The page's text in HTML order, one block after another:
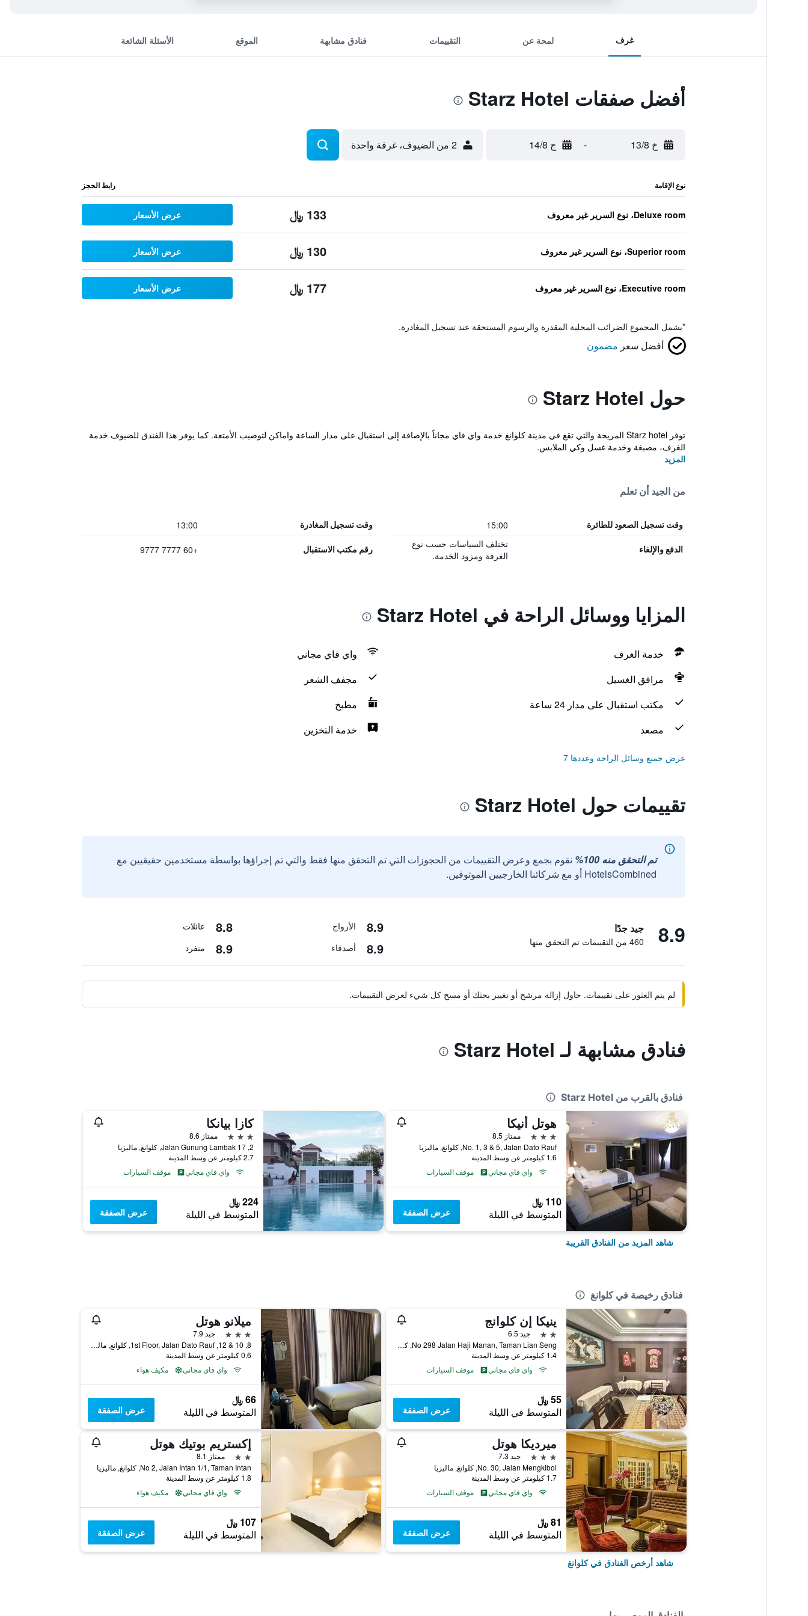
غرف لمحة عن التقييمات فنادق مشابهة الموقع الأسئلة الشائعة
أفضل صفقات Starz Hotel
خ 13/8 - ج 14/8 2 من الضيوف، غرفة واحدة
نوع الإقامة رابط الحجز
Deluxe room، نوع السرير غير معروف 133 ﷼ عرض الأسعار
Superior room، نوع السرير غير معروف 130 ﷼ عرض الأسعار
Executive room، نوع السرير غير معروف 177 ﷼ عرض الأسعار
*يشمل المجموع الضرائب المحلية المقدرة والرسوم المستحقة عند تسجيل المغادرة.
أفضل سعر مضمون
حول Starz Hotel
توفر Starz hotel المريحة والتي تقع في مدينة كلوانغ خدمة واي فاي مجاناً بالإضافة إلى استقبال على مدار الساعة واماكن لتوضيب الأمتعة. كما يوفر هذا الفندق للضيوف خدمة
الغرف، مصبغة وخدمة غسل وكي الملابس.
المزيد
من الجيد أن تعلم
وقت تسجيل الصعود للطائرة 15:00 وقت تسجيل المغادرة 13:00
الدفع والإلغاء
تختلف السياسات حسب نوع
الغرفة ومزود الخدمة.
رقم مكتب الاستقبال +60 7777 9777
المزايا ووسائل الراحة في Starz Hotel
خدمة الغرف
واي فاي مجاني
مرافق الغسيل
مجفف الشعر
مكتب استقبال على مدار 24 ساعة
مطبخ
مصعد
خدمة التخزين
عرض جميع وسائل الراحة وعددها 7
تقييمات حول Starz Hotel
تم التحقق منه 100%
نقوم بجمع وعرض التقييمات من الحجوزات التي تم التحقق منها فقط والتي تم إجراؤها بواسطة مستخدمين حقيقيين مع
HotelsCombined أو مع شركائنا الخارجيين الموثوقين.
8.9 جيد جدًا
460 من التقييمات تم التحقق منها
8.9 الأزواج 8.8 عائلات
8.9 أصدقاء 8.9 منفرد
لم يتم العثور على تقييمات. حاول إزالة مرشح أو تغيير بحثك أو مسح كل شيء لعرض التقييمات.
فنادق مشابهة لـ Starz Hotel
فنادق بالقرب من Starz Hotel
هوتل أنيكا
3 نجوم
ممتاز 8.5
No. 1, 3 & 5, Jalan Dato Rauf, كلوانغ, ماليزيا
1.6 كيلومتر عن وسط المدينة
واي فاي مجاني
موقف السيارات
110 ﷼
المتوسط في الليلة عرض الصفقة
كازا بيانكا
3 نجوم
ممتاز 8.6
2, Jalan Gunung Lambak 17, كلوانغ, ماليزيا
2.7 كيلومتر عن وسط المدينة
واي فاي مجاني
موقف السيارات
224 ﷼
المتوسط في الليلة عرض الصفقة
شاهد المزيد من الفنادق القريبة
فنادق رخيصة في كلوانغ
ينيكا إن كلوانج
2 نجمتين
جيد 6.5
No 298 Jalan Haji Manan, Taman Lian Seng, كلوانغ, ماليزيا
1.4 كيلومتر عن وسط المدينة
واي فاي مجاني
موقف السيارات
55 ﷼
المتوسط في الليلة عرض الصفقة
ميلانو هوتل
3 نجوم
جيد 7.9
8, 10 & 12, 1st Floor, Jalan Dato Rauf, كلوانغ, ماليزيا
0.6 كيلومتر عن وسط المدينة
واي فاي مجاني
مكيف هواء
66 ﷼
المتوسط في الليلة عرض الصفقة
ميرديكا هوتل
3 نجوم
جيد 7.3
No. 30, Jalan Mengkibol, كلوانغ, ماليزيا
1.7 كيلومتر عن وسط المدينة
واي فاي مجاني
موقف السيارات
81 ﷼
المتوسط في الليلة عرض الصفقة
إكستريم بوتيك هوتل
2 نجمتين
ممتاز 8.1
No 2, Jalan Intan 1/1, Taman Intan, كلوانغ, ماليزيا
1.8 كيلومتر عن وسط المدينة
واي فاي مجاني
مكيف هواء
107 ﷼
المتوسط في الليلة عرض الصفقة
شاهد أرخص الفنادق في كلوانغ